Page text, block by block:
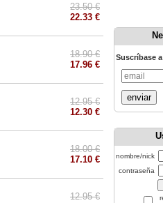
23.50 €
22.33 €
18.90 €
17.96 €
12.95 €
12.30 €
18.00 €
17.10 €
12.95 €
Suscríbase
enviar
nombre/nick
contraseña